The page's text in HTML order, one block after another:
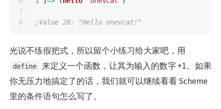
7
;Value 28: "Hello onevcat!"
光说不练假把式，所以留个小练习给大家吧，用
define
来定义一个函数，让其为输入的数字 +1。如果
你无压力地搞定了的话，我们就可以继续看看 Scheme
里的条件语句怎么写了。